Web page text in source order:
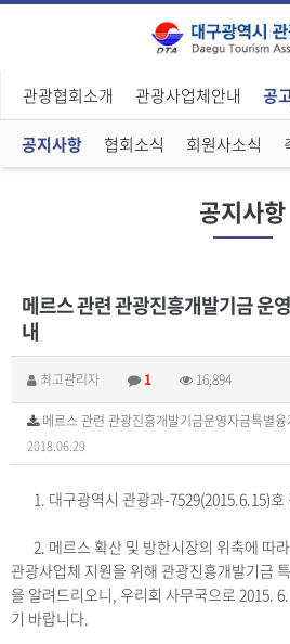
관광협회소개 관광사업체안내 공
공지사항 협회소식 회원사소식
공지사항
메르스 관련 관광진흥개발기금 운
내
최고관리자 1 16,894
메르스 관련 관광진흥개발기금운영자금특별
2018.06.29
1. 대구광역시 관광과-7529(2015.6.15)호
2. 메르스 확산 및 방한시장의 위축에 따
관광사업체 지원을 위해 관광진흥개발기금
을 알려드리오니, 우리회 사무국으로 2015.
기 바랍니다.